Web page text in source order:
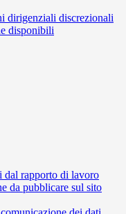
dirigenziali discrezionali
disponibili
dal rapporto di lavoro
da pubblicare sul sito